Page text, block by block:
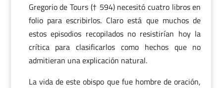
Gregorio de Tours († 594) necesitó cuatro libros en
folio para escribirlos. Claro está que muchos de
estos episodios recopilados no resistirían hoy la
crítica para clasificarlos como hechos que no
admitieran una explicación natural.
La vida de este obispo que fue hombre de oración,